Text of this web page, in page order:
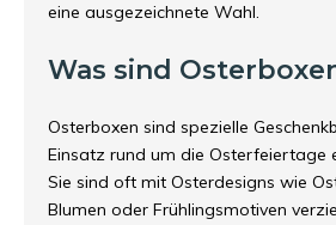
eine ausgezeichnete Wahl.
Was sind
Osterboxen sind spezielle
Einsatz rund um die Osterfeiertage
Sie sind oft mit Osterdesigns wie
Blumen oder Frühlingsmotiven